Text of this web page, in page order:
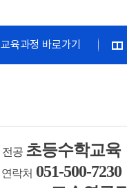
교육과정 바로가기
전공 초등수학교육
연락처 051-500-7230